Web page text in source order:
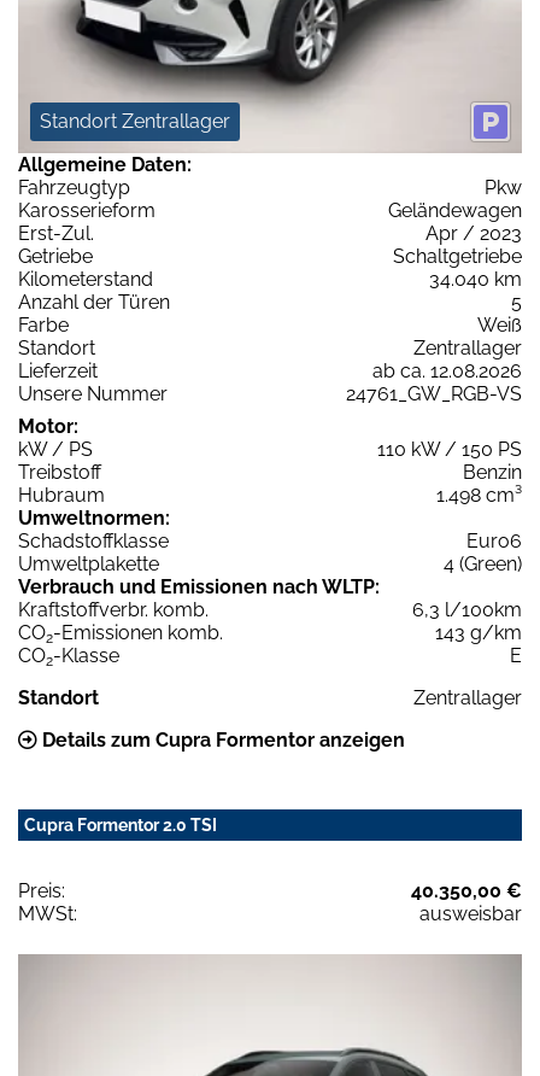
Standort Zentrallager
Allgemeine Daten:
Fahrzeugtyp
Pkw
Karosserieform
Geländewagen
Erst-Zul.
Apr / 2023
Getriebe
Schaltgetriebe
Kilometerstand
34.040 km
Anzahl der Türen
5
Farbe
Weiß
Standort
Zentrallager
Lieferzeit
ab ca. 12.08.2026
Unsere Nummer
24761_GW_RGB-VS
Motor:
kW / PS
110 kW / 150 PS
Treibstoff
Benzin
Hubraum
1.498 cm³
Umweltnormen:
Schadstoffklasse
Euro6
Umweltplakette
4 (Green)
Verbrauch und Emissionen nach WLTP:
Kraftstoffverbr. komb.
6,3 l/100km
CO2-Emissionen komb.
143 g/km
CO2-Klasse
E
Standort
Zentrallager
Details zum Cupra Formentor anzeigen
Cupra Formentor 2.0 TSI
Preis:
40.350,00 €
MWSt:
ausweisbar